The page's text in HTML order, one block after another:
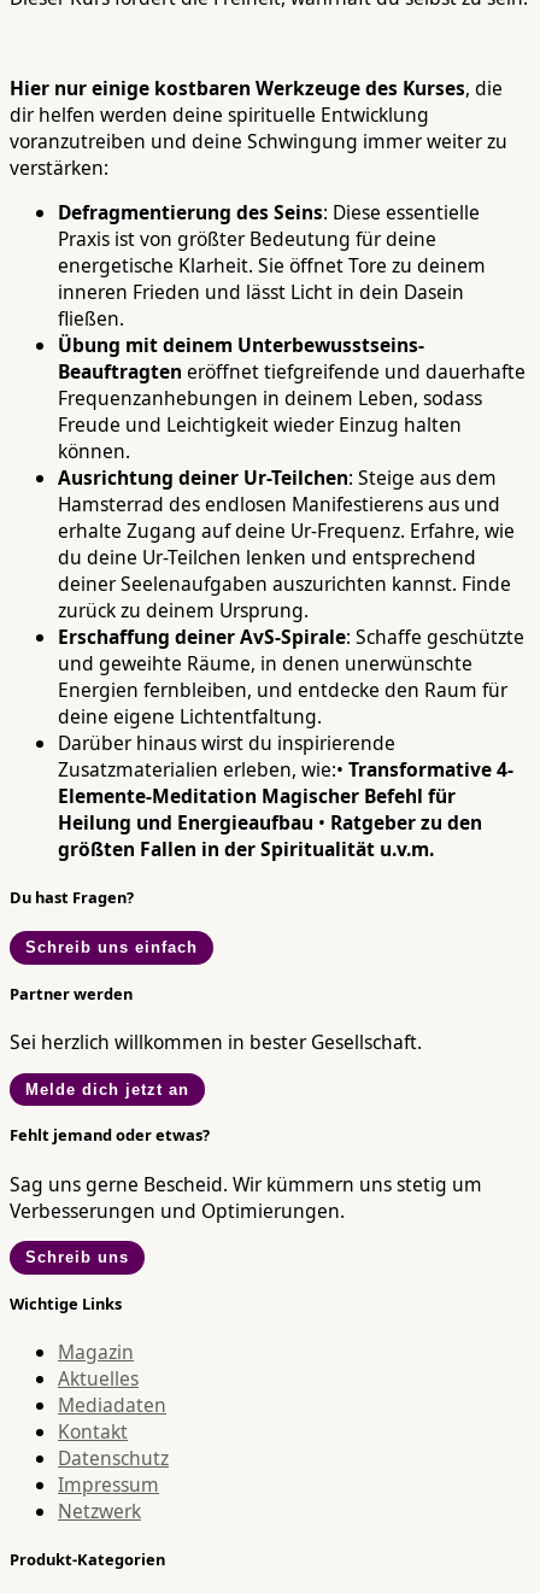
Hier nur einige kostbaren Werkzeuge des Kurses, die
dir helfen werden deine spirituelle Entwicklung
voranzutreiben und deine Schwingung immer weiter zu
verstärken:
Defragmentierung des Seins: Diese essentielle
Praxis ist von größter Bedeutung für deine
energetische Klarheit. Sie öffnet Tore zu deinem
inneren Frieden und lässt Licht in dein Dasein
fließen.
Übung mit deinem Unterbewusstseins-
Beauftragten eröffnet tiefgreifende und dauerhafte
Frequenzanhebungen in deinem Leben, sodass
Freude und Leichtigkeit wieder Einzug halten
können.
Ausrichtung deiner Ur-Teilchen: Steige aus dem
Hamsterrad des endlosen Manifestierens aus und
erhalte Zugang auf deine Ur-Frequenz. Erfahre, wie
du deine Ur-Teilchen lenken und entsprechend
deiner Seelenaufgaben auszurichten kannst. Finde
zurück zu deinem Ursprung.
Erschaffung deiner AvS-Spirale: Schaffe geschützte
und geweihte Räume, in denen unerwünschte
Energien fernbleiben, und entdecke den Raum für
deine eigene Lichtentfaltung.
Darüber hinaus wirst du inspirierende
Zusatzmaterialien erleben, wie:• Transformative 4-
Elemente-Meditation Magischer Befehl für
Heilung und Energieaufbau • Ratgeber zu den
größten Fallen in der Spiritualität u.v.m.
Du hast Fragen?
Schreib uns einfach
Partner werden
Sei herzlich willkommen in bester Gesellschaft.
Melde dich jetzt an
Fehlt jemand oder etwas?
Sag uns gerne Bescheid. Wir kümmern uns stetig um
Verbesserungen und Optimierungen.
Schreib uns
Wichtige Links
Magazin
Aktuelles
Mediadaten
Kontakt
Datenschutz
Impressum
Netzwerk
Produkt-Kategorien